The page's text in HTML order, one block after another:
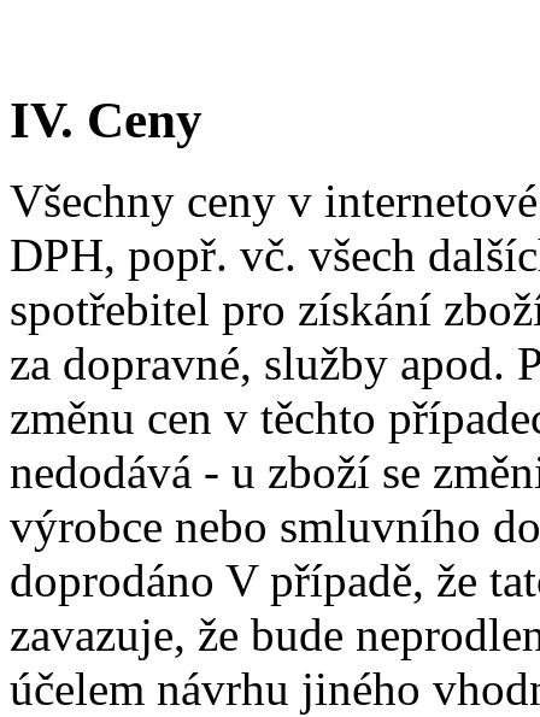
IV. Ceny
Všechny ceny v
DPH, popř. vč. všech
spotřebitel pro získání
za dopravné, služby apod.
změnu cen v těchto
nedodává - u zboží se
výrobce nebo smluvního
doprodáno V případě, že
zavazuje, že bude
účelem návrhu jiného